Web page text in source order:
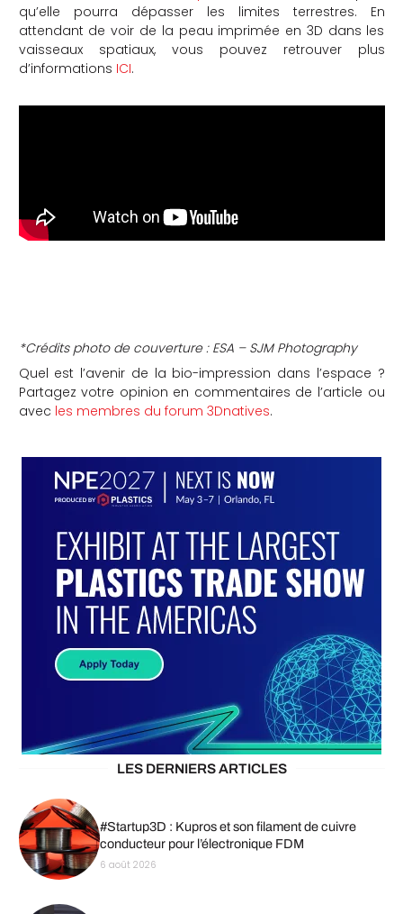
qu’elle pourra dépasser les limites terrestres. En
attendant de voir de la peau imprimée en 3D dans les
vaisseaux spatiaux, vous pouvez retrouver plus
d’informations ICI.
*Crédits photo de couverture : ESA – SJM Photography
Quel est l’avenir de la bio-impression dans l’espace ?
Partagez votre opinion en commentaires de l’article ou
avec les membres du forum 3Dnatives.
LES DERNIERS ARTICLES
#Startup3D : Kupros et son filament de cuivre
conducteur pour l’électronique FDM
6 août 2026